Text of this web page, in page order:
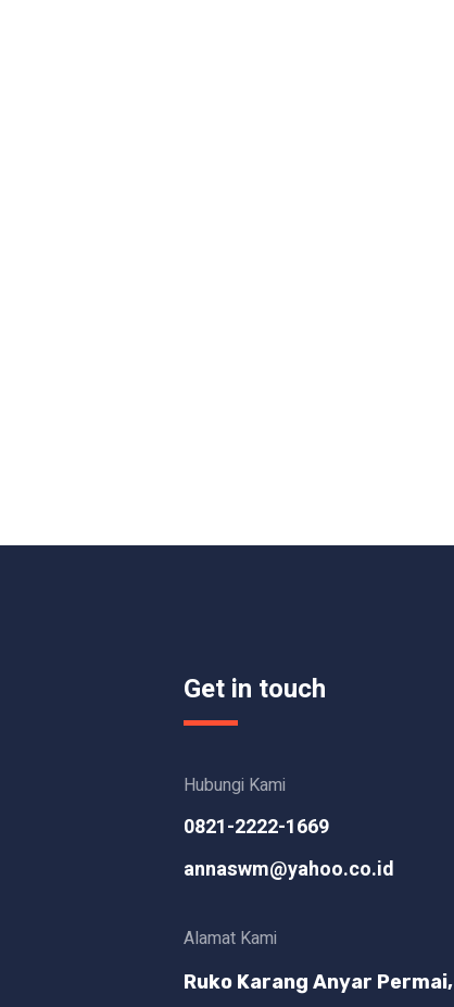
Get in touch
Hubungi Kami
0821-2222-1669
annaswm@yahoo.co.id
Alamat Kami
Ruko Karang Anyar Permai,